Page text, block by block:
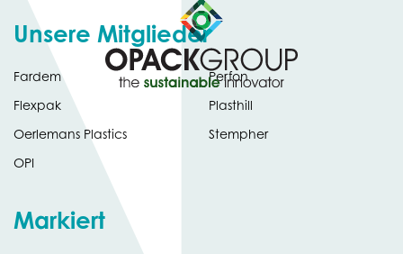
Unsere Mitglieder
Fardem
Flexpak
Oerlemans Plastics
OPI
Perfon
Plasthill
Stempher
Markiert